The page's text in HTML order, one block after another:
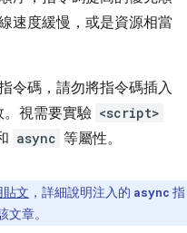
速度緩慢，或是資源相當
令碼，請勿將指令碼插入
視需要實驗 <script>
async 等屬性。
貼文 ，詳細說明注入的 async 指
章。